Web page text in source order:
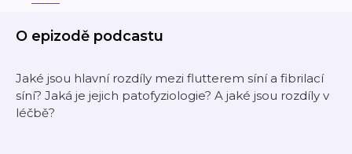
O epizodě podcastu
Jaké jsou hlavní rozdíly mezi flutterem síní a fibrilací
síní? Jaká je jejich patofyziologie? A jaké jsou rozdíly v
léčbě?